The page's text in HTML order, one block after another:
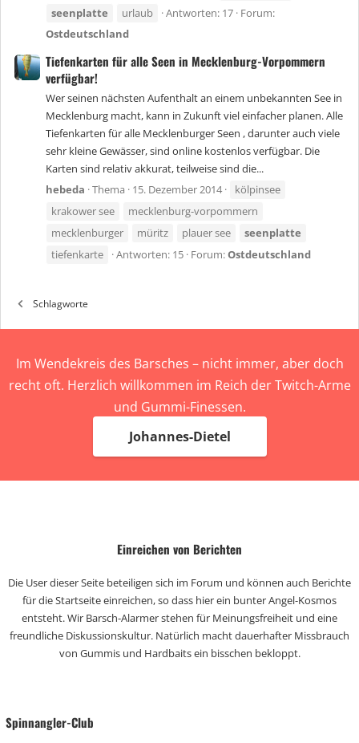
seenplatte
urlaub Antworten: 17 Forum:
Ostdeutschland
Tiefenkarten für alle Seen in Mecklenburg-Vorpommern
verfügbar!
Wer seinen nächsten Aufenthalt an einem unbekannten See in
Mecklenburg macht, kann in Zukunft viel einfacher planen. Alle
Tiefenkarten für alle Mecklenburger Seen , darunter auch viele
sehr kleine Gewässer, sind online kostenlos verfügbar. Die
Karten sind relativ akkurat, teilweise sind die...
hebeda Thema 15. Dezember 2014
kölpinsee
krakower see
mecklenburg-vorpommern
mecklenburger
müritz plauer see
seenplatte
tiefenkarte
Antworten: 15 Forum:Ostdeutschland
Schlagworte
Im Wendekreis des Barsches – nicht immer, aber doch
recht oft. Herzlich willkommen im Reich der Twitch-Arme
und Gummi-Finessen.
Johannes-Dietel
Einreichen von Berichten
Die User dieser Seite beteiligen sich im Forum und können auch Berichte
für die Startseite einreichen, so dass hier ein bunter Angel-Kosmos
entsteht. Wir Barsch-Alarmer stehen für Meinungsfreiheit und eine
freundliche Diskussionskultur. Natürlich macht dauerhafter Missbrauch
von Gummis und Hardbaits ein bisschen bekloppt.
Spinnangler-Club